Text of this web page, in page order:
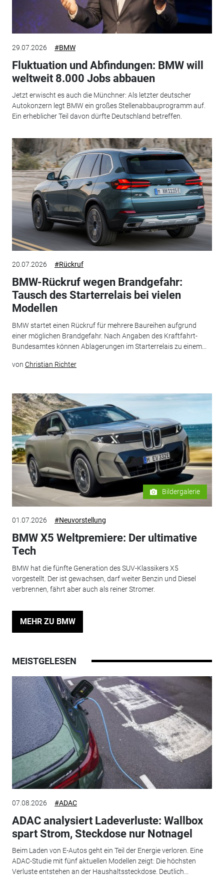
29.07.2026 #BMW
Fluktuation und Abfindungen: BMW will
weltweit 8.000 Jobs abbauen
Jetzt erwischt es auch die Münchner: Als letzter deutscher
Autokonzern legt BMW ein großes Stellenabbauprogramm auf.
Ein erheblicher Teil davon dürfte Deutschland betreffen.
20.07.2026 #Rückruf
BMW-Rückruf wegen Brandgefahr:
Tausch des Starterrelais bei vielen
Modellen
BMW startet einen Rückruf für mehrere Baureihen aufgrund
einer möglichen Brandgefahr. Nach Angaben des Kraftfahrt-
Bundesamtes können Ablagerungen im Starterrelais zu einem...
von Christian Richter
Bildergalerie
01.07.2026 #Neuvorstellung
BMW X5 Weltpremiere: Der ultimative
Tech
BMW hat die fünfte Generation des SUV-Klassikers X5
vorgestellt. Der ist gewachsen, darf weiter Benzin und Diesel
verbrennen, fährt aber auch als reiner Stromer.
MEHR ZU BMW
MEISTGELESEN
07.08.2026 #ADAC
ADAC analysiert Ladeverluste: Wallbox
spart Strom, Steckdose nur Notnagel
Beim Laden von E-Autos geht ein Teil der Energie verloren. Eine
ADAC-Studie mit fünf aktuellen Modellen zeigt: Die höchsten
Verluste entstehen an der Haushaltssteckdose. Deutlich...